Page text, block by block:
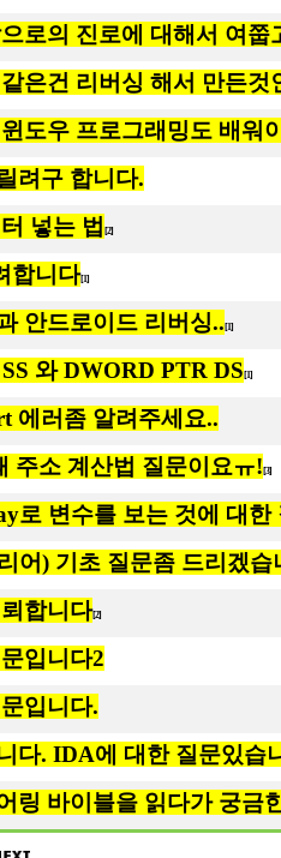
로의 진로에 대해서 여쭙
은건 리버싱 해서 만든것
도우 프로그래밍도 배워
려구 합니다.
넣는 법 [2]
합니다[1]
안드로이드 리버싱.. [1]
와 DWORD PTR DS [1]
에러좀 알려주세요..
주소 계산법 질문이요ㅠ! [3]
로 변수를 보는 것에 대한
어) 기초 질문좀 드리겠습
합니다[2]
입니다2
입니다.
다. IDA에 대한 질문있습
링 바이블을 읽다가 궁금